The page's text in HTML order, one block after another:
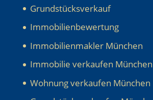
Grundstücksverkauf
Immobilienbewertung
Immobilienmakler München
Immobilie verkaufen München
Wohnung verkaufen München